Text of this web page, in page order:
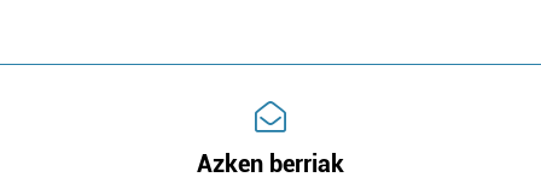
Azken berriak